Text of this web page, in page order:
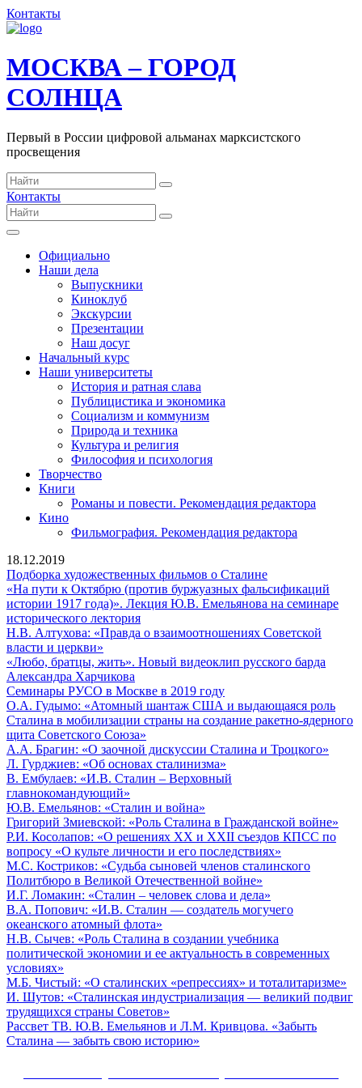
Контакты
МОСКВА – ГОРОД
СОЛНЦА
Первый в России цифровой альманах марксистского
просвещения
Контакты
Официально
Наши дела
Выпускники
Киноклуб
Экскурсии
Презентации
Наш досуг
Начальный курс
Наши университеты
История и ратная слава
Публицистика и экономика
Социализм и коммунизм
Природа и техника
Культура и религия
Философия и психология
Творчество
Книги
Романы и повести. Рекомендация редактора
Кино
Фильмография. Рекомендация редактора
18.12.2019
Подборка художественных фильмов о СталинеПодборка
художественных
фильмов
Сталине
«На пути к Октябрю (против буржуазных фальсификаций
истории 1917 года)». Лекция Ю.В. Емельянова на семинаре
исторического лектория«На
пути
Октябрю
буржуазных
фальсификаций
истории
1917
года)».
Лекция
Ю.В.
на
семинаре
исторического
лектория
Н.В. Алтухова: «Правда о взаимоотношениях Советской
власти и церкви»
Алтухова:
«Правда
о
взаимоотношениях
Советской
власти
и
церкви»
«Любо, братцы, жить». Новый видеоклип русского барда
Александра Харчикова
братцы,
жить».
Новый
видеоклип
русского
барда
Александра
Семинары РУСО в Москве в 2019 годуСеминары
РУСО
в
в
2019
году
О.А. Гудымо: «Атомный шантаж США и выдающаяся роль
Сталина в мобилизации страны на создание ракетно-ядерного
щита Советского Союза»
Гудымо:
«Атомный
шантаж
и
выдающаяся
роль
Сталина
в
мобилизации
страны
на
создание
ракетно-
ядерного
Советского
Союза»
А.А. Брагин: «О заочной дискуссии Сталина и Троцкого»
и
Л. Гурджиев: «Об основах сталинизма»
Гурджиев:
сталинизма»
В. Ембулаев: «И.В. Сталин – Верховный
главнокомандующий»
Ембулаев:
«И.В.
Сталин
–
Верховный
главнокомандующий»
Ю.В. Емельянов: «Сталин и война»
Емельянов:
«Сталин
и
война»
Григорий Змиевской: «Роль Сталина в Гражданской войне»
Р.И. Косолапов: «О решениях ХХ и ХХII съездов КПСС по
вопросу «О культе личности и его последствиях»
Косолапов:
ХХ
съездов
по
вопросу
культе
последствиях»
М.С. Костриков: «Судьба сыновей членов сталинского
Политбюро в Великой Отечественной войне»
Костриков:
«Судьба
членов
сталинского
в
Великой
войне»
И.Г. Ломакин: «Сталин – человек слова и дела»
Ломакин:
–
человек
и
дела»
В.А. Попович: «И.В. Сталин — создатель могучего
океанского атомный флота»
Попович:
«И.В.
—
создатель
могучего
океанского
атомный
Н.В. Сычев: «Роль Сталина в создании учебника
политической экономии и ее актуальность в современных
условиях»
Сычев:
«Роль
Сталина
в
создании
экономии
М.Б. Чистый: «О сталинских «репрессиях» и тоталитаризме»
И. Шутов: «Сталинская индустриализация — великий подвиг
трудящихся страны Советов»
Шутов:
«Сталинская
великий
Рассвет ТВ. Ю.В. Емельянов и Л.М. Кривцова. «Забыть
Сталина — забыть свою историю»
Емельянов